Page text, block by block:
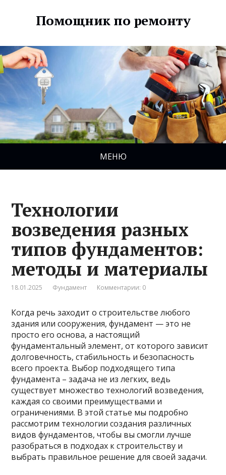
Помощник по ремонту
МЕНЮ
Технологии
возведения разных
типов фундаментов:
методы и материалы
18.01.2025 Фундамент Комментарии: 0
Когда речь заходит о строительстве любого
здания или сооружения, фундамент — это не
просто его основа, а настоящий
фундаментальный элемент, от которого зависит
долговечность, стабильность и безопасность
всего проекта. Выбор подходящего типа
фундамента – задача не из легких, ведь
существует множество технологий возведения,
каждая со своими преимуществами и
ограничениями. В этой статье мы подробно
рассмотрим технологии создания различных
видов фундаментов, чтобы вы смогли лучше
разобраться в подходах к строительству и
выбрать правильное решение для своей задачи.